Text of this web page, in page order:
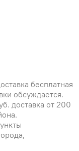
бесплатная
обсуждается.
доставка от 200